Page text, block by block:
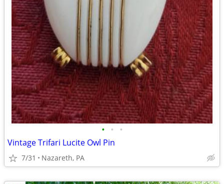
• • •
Vintage Trifari Lucite Owl Pin
7/31 Nazareth, PA